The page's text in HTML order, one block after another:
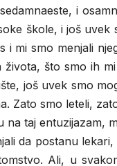
i
škole, i još
i mi smo menjali
života, što smo ih
još uvek smo
Zato smo leteli,
na taj entuzijazam,
da postanu
Ali, u